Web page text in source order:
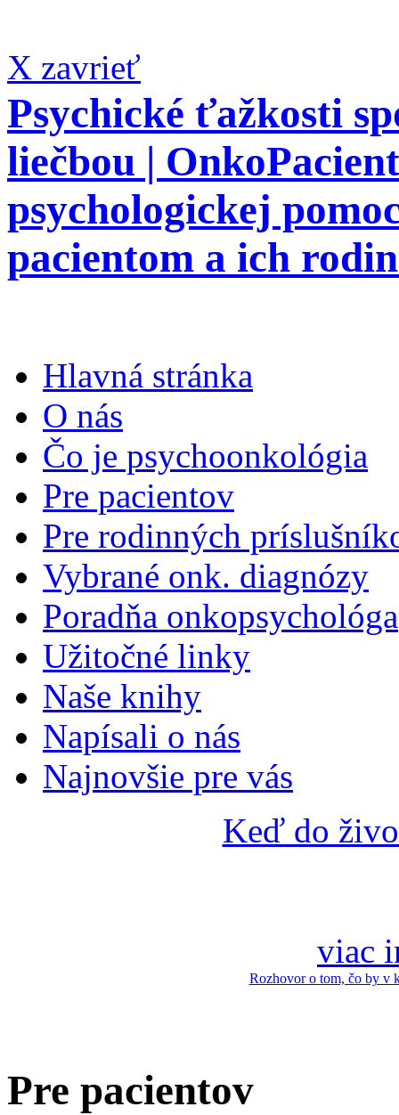
X zavrieť
Psychické ťažkosti
liečbou |
psychologickej
pacientom a ich
Hlavná stránka
O nás
Čo je psychoonkológia
Pre pacientov
Pre rodinných
Vybrané onk. diagnózy
Poradňa onkopsychológa
Užitočné linky
Naše knihy
Napísali o nás
Najnovšie pre vás
Keď do
viac
Rozhovor o tom, čo by v
Pre pacientov